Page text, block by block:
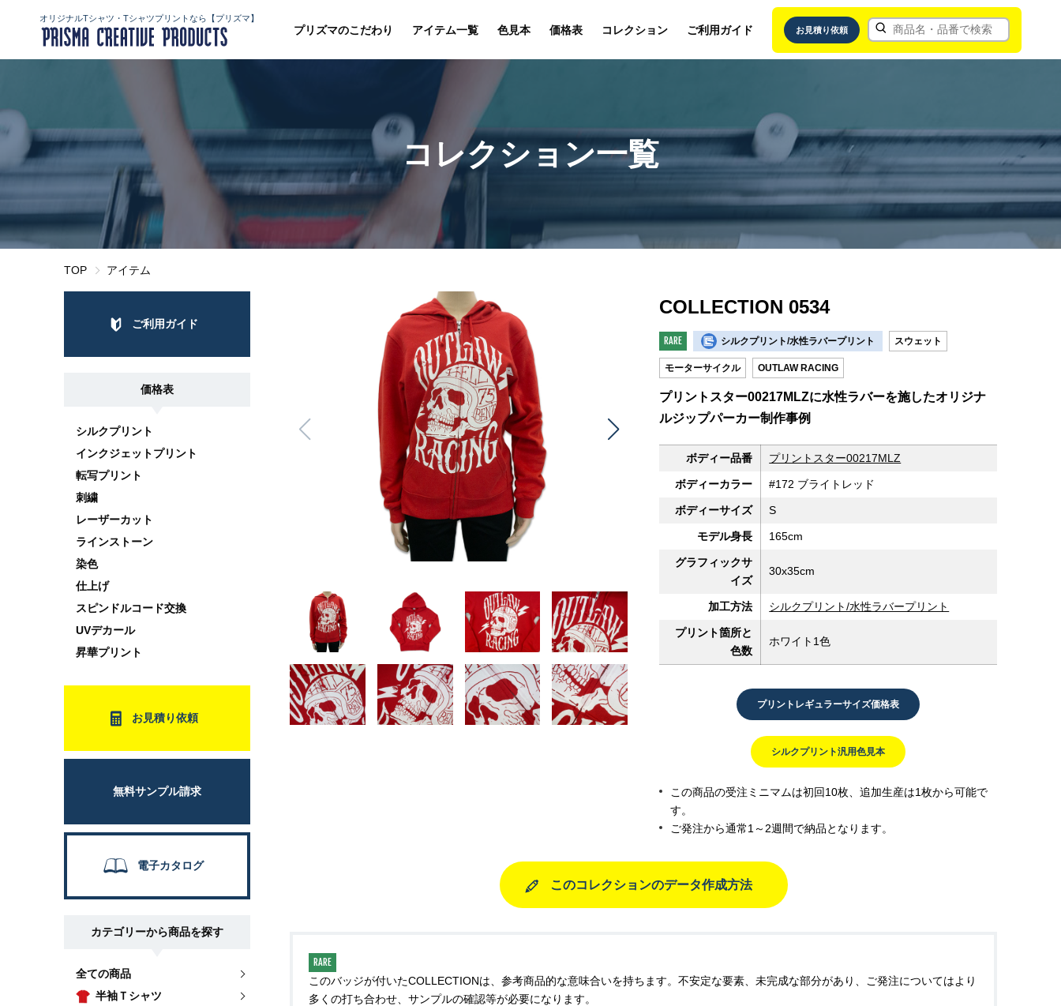
オリジナルTシャツ・Tシャツプリントなら【プリズマ】
プリズマのこだわり アイテム一覧 色見本 価格表 コレクション ご利用ガイド お見積り依頼
コレクション一覧
TOP アイテム
ご利用ガイド
価格表
シルクプリント
インクジェットプリント
転写プリント
刺繍
レーザーカット
ラインストーン
染色
仕上げ
スピンドルコード交換
UVデカール
昇華プリント
お見積り依頼
無料サンプル請求
電子カタログ
カテゴリーから商品を探す
全ての商品
半袖Ｔシャツ
COLLECTION 0534
RARE シルクプリント/水性ラバープリント スウェット
モーターサイクル OUTLAW RACING
プリントスター00217MLZに水性ラバーを施したオリジナ
ルジップパーカー制作事例
ボディー品番 プリントスター00217MLZ
ボディーカラー #172 ブライトレッド
ボディーサイズ S
モデル身長 165cm
グラフィックサ
イズ
30x35cm
加工方法 シルクプリント/水性ラバープリント
プリント箇所と
色数
ホワイト1色
プリントレギュラーサイズ価格表
シルクプリント汎用色見本
この商品の受注ミニマムは初回10枚、追加生産は1枚から可能で
す。
ご発注から通常1～2週間で納品となります。
このコレクションのデータ作成方法
RARE
このバッジが付いたCOLLECTIONは、参考商品的な意味合いを持ちます。不安定な要素、未完成な部分があり、ご発注についてはより
多くの打ち合わせ、サンプルの確認等が必要になります。